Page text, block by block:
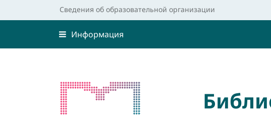
Сведения об образовательной организации
Информация